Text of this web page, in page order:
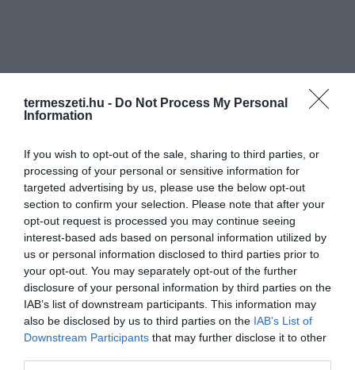
termeszeti.hu - Do Not Process My Personal
Information
If you wish to opt-out of the sale, sharing to third parties, or
processing of your personal or sensitive information for
targeted advertising by us, please use the below opt-out
section to confirm your selection. Please note that after your
opt-out request is processed you may continue seeing
interest-based ads based on personal information utilized by
us or personal information disclosed to third parties prior to
your opt-out. You may separately opt-out of the further
disclosure of your personal information by third parties on the
IAB’s list of downstream participants. This information may
also be disclosed by us to third parties on the IAB’s List of
Downstream Participants that may further disclose it to other
ELŐZŐ CIKK
MAROKKÓ A VILÁG LEGNAGYOBB NAPERŐMŰVÉT ÉPÍTETTE
MEG A SIVATAGBAN
KÖVETKEZŐ CIKK